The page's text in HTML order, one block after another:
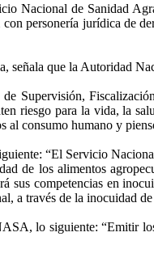
Nacional de Sanidad
personería jurídica de
señala que la Autoridad
Supervisión,
riesgo para la vida, la
al consumo humano y
“El Servicio
de los alimentos
competencias en
a través de la inocuidad
lo siguiente: “Emitir